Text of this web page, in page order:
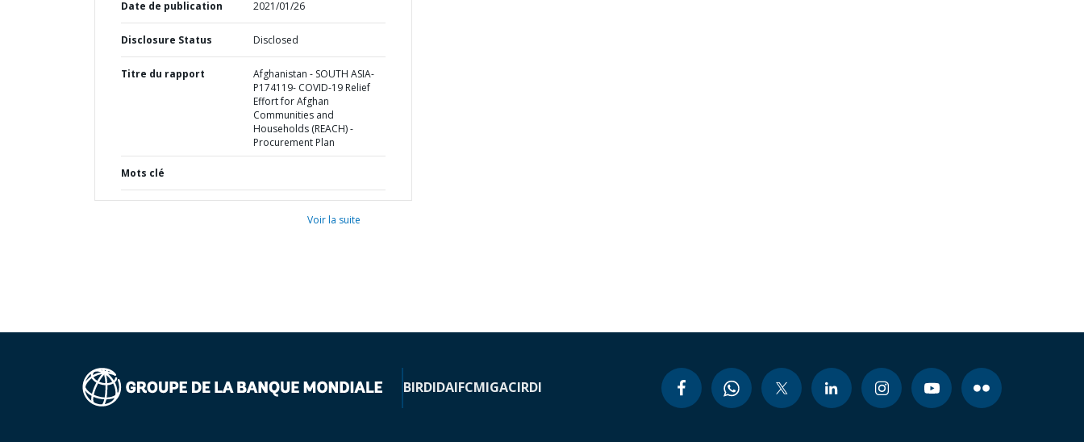
Date de publication 2021/01/26
Disclosure Status Disclosed
Titre du rapport
Afghanistan - SOUTH ASIA-
P174119- COVID-19 Relief
Effort for Afghan
Communities and
Households (REACH) -
Procurement Plan
Mots clé
Voir la suite
BIRDIDAIFCMIGACIRDI